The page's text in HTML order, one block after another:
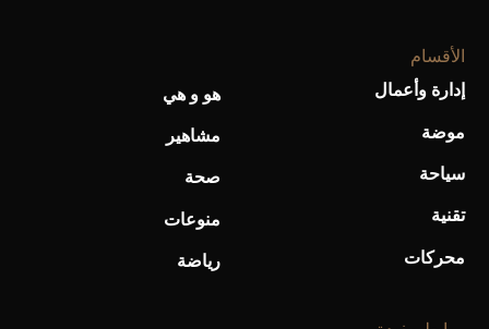
أحذية Mary Jane: ترف وأناقة للرجال
الأقسام
إدارة وأعمال
موضة
سياحة
تقنية
محركات
هو و هي
مشاهير
صحة
منوعات
رياضة